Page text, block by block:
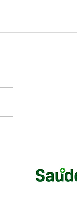
cardíaca